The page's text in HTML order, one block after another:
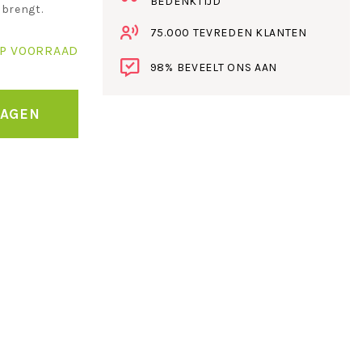
VOORRAAD
75.000 TEVREDEN KLANTEN
98% BEVEELT ONS AAN